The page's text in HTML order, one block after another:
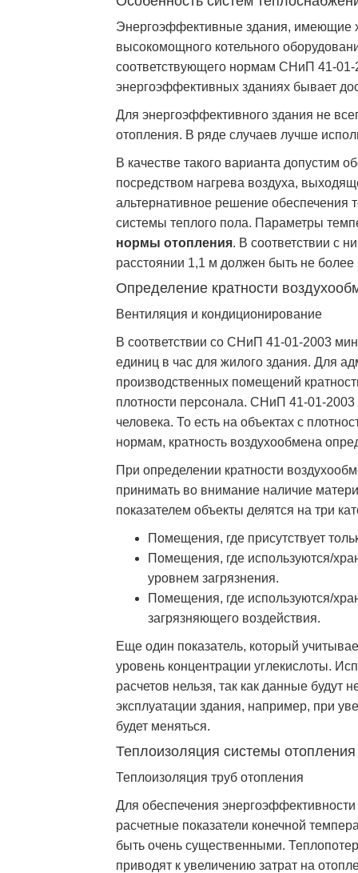
Энергоэффективные здания, имеющие
высокомощного котельного
соответствующего нормам СНиП 41-01-
энергоэффективных зданиях бывает
Для энергоэффективного здания не
отопления. В ряде случаев лучше
В качестве такого варианта допустим
посредством нагрева воздуха,
альтернативное решение обеспечения
системы теплого пола. Параметры
нормы отопления. В соответствии с
расстоянии 1,1 м должен быть не более
Определение кратности
Вентиляция и кондиционирование
В соответствии со СНиП 41-01-2003
единиц в час для жилого здания. Для
производственных помещений
плотности персонала. СНиП 41-01-2003
человека. То есть на объектах с
нормам, кратность воздухообмена
При определении кратности
принимать во внимание наличие
показателем объекты делятся на три
Помещения, где присутствует
Помещения, где используются/
уровнем загрязнения.
Помещения, где используются/
загрязняющего воздействия.
Еще один показатель, который
уровень концентрации углекислоты.
расчетов нельзя, так как данные
эксплуатации здания, например, при
будет меняться.
Теплоизоляция системы отопления
Теплоизоляция труб отопления
Для обеспечения
расчетные показатели конечной
быть очень существенными.
приводят к увеличению затрат на